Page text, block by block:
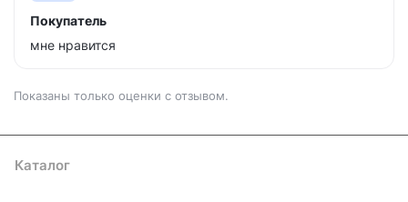
Покупатель
мне нравится
Показаны только оценки с отзывом.
Каталог